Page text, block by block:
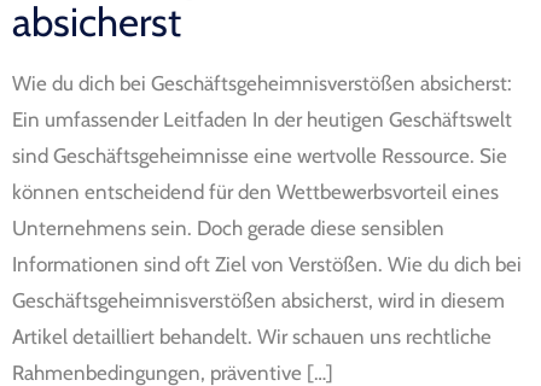
absicherst
Wie du dich bei Geschäftsgeheimnisverstößen absicherst:
Ein umfassender Leitfaden In der heutigen Geschäftswelt
sind Geschäftsgeheimnisse eine wertvolle Ressource. Sie
können entscheidend für den Wettbewerbsvorteil eines
Unternehmens sein. Doch gerade diese sensiblen
Informationen sind oft Ziel von Verstößen. Wie du dich bei
Geschäftsgeheimnisverstößen absicherst, wird in diesem
Artikel detailliert behandelt. Wir schauen uns rechtliche
Rahmenbedingungen, präventive […]